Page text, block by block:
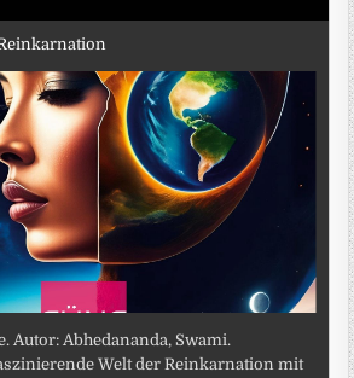
Autor: Abhedananda, Swami.
Welt der Reinkarnation mit